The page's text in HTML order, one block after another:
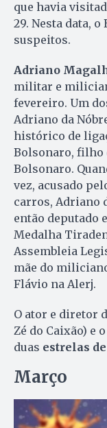
que havia
29. Nesta data,
suspeitos.
Adriano
militar e
fevereiro. Um
Adriano da
histórico de
Bolsonaro, filho
Bolsonaro.
vez, acusado
carros, Adriano
então deputado
Medalha
Assembleia
mãe do
Flávio na Alerj.
O ator e diretor
Zé do Caixão) e
duas estrelas
Março